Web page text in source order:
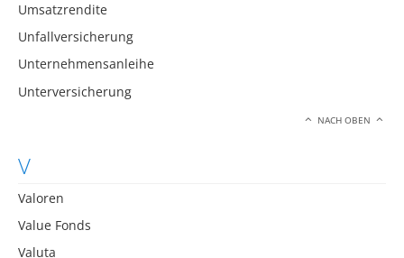
Umsatzrendite
Unfallversicherung
Unternehmensanleihe
Unterversicherung
NACH OBEN
V
Valoren
Value Fonds
Valuta